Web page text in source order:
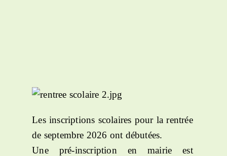
Les inscriptions scolaires pour la rentrée
de septembre 2026 ont débutées.
Une pré-inscription en mairie est